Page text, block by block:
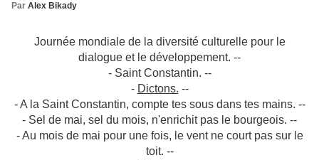
Par Alex Bikady
Journée mondiale de la diversité culturelle pour le
dialogue et le développement. --
- Saint Constantin. --
- Dictons. --
- A la Saint Constantin, compte tes sous dans tes mains. --
- Sel de mai, sel du mois, n'enrichit pas le bourgeois. --
- Au mois de mai pour une fois, le vent ne court pas sur le
toit. --